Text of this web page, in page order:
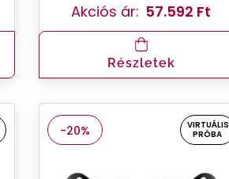
Akciós ár: 57.592 Ft
Részletek
-20%
VIRTUÁLIS
PRÓBA